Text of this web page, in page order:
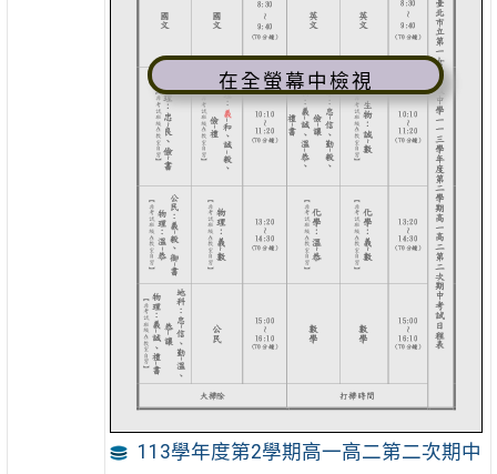
在全螢幕中檢視
113學年度第2學期高一高二第二次期中